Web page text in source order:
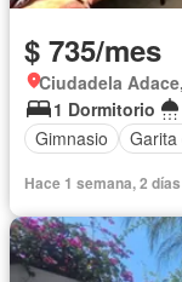
$ 735/mes
Ciudadela
1 Dormitorio
Gimnasio
Hace 1 semana, 2